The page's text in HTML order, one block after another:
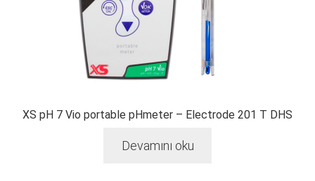
XS pH 7 Vio portable pHmeter – Electrode 201 T DHS
Devamını oku